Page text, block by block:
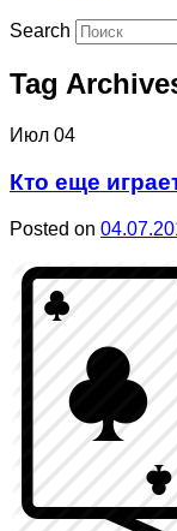
Search
Tag
Июл 04
Кто еще
Posted on